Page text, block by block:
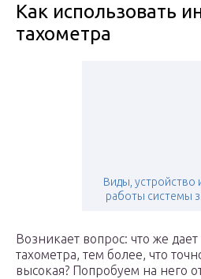
Как использовать
тахометра
Виды, устройство
работы системы
Возникает вопрос: что же
тахометра, тем более, что
высокая? Попробуем на него